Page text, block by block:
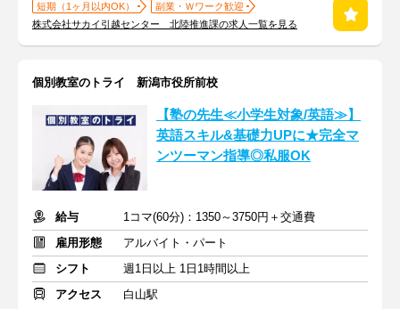
短期（1ヶ月以内OK）
副業・Ｗワーク歓迎
株式会社サカイ引越センター 北陸推進課の求人一覧を見る
個別教室のトライ 新潟市役所前校
【塾の先生≪小学生対象/英語≫】
英語スキル&基礎力UPに★完全マ
ンツーマン指導◎私服OK
給与
1コマ(60分)：1350～3750円＋交通費
雇用形態
アルバイト・パート
シフト
週1日以上 1日1時間以上
アクセス
白山駅